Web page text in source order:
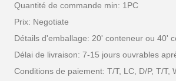
Quantité de commande min: 1PC
Prix: Negotiate
Détails d'emballage: 20' conteneur ou 40'
Délai de livraison: 7-15 jours ouvrables
Conditions de paiement: T/T, LC, D/P, T/T,